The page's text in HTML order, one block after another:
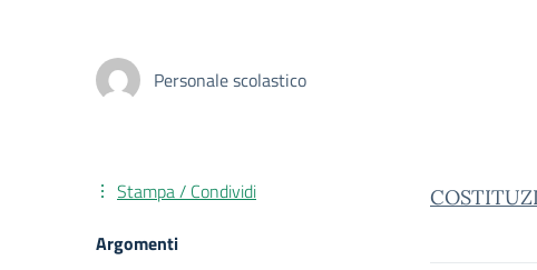
Personale scolastico
Stampa / Condividi
Argomenti